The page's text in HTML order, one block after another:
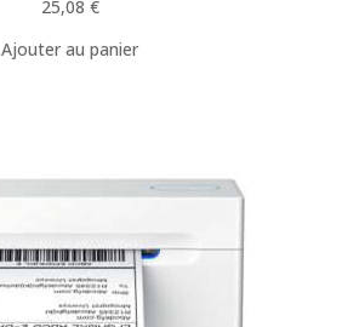
25,08 €
Ajouter au panier